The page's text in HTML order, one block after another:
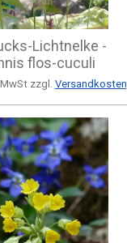
Lichtnelke -
flos-cuculi
zzgl. Versandkosten